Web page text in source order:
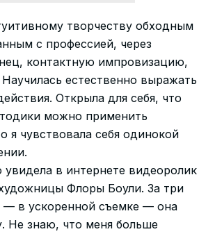
творчеству обходным
с профессией, через
контактную импровизацию,
Научилась естественно выражать
Открыла для себя, что
можно применить
я чувствовала себя одинокой
увидела в интернете видеоролик
Флоры Боули. За три
— в ускоренной съемке — она
Не знаю, что меня больше